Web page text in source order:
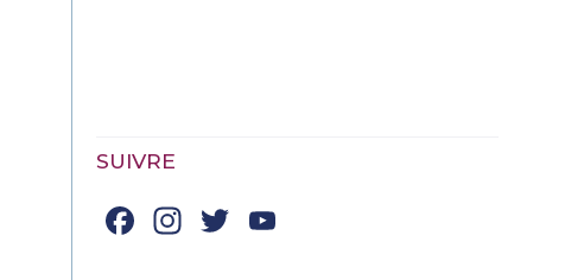
SUIVRE
Facebook
Instagram
Twitter